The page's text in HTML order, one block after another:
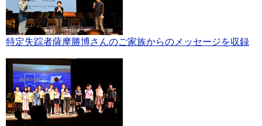
特定失踪者薩摩勝博さんのご家族からのメッセージを収録